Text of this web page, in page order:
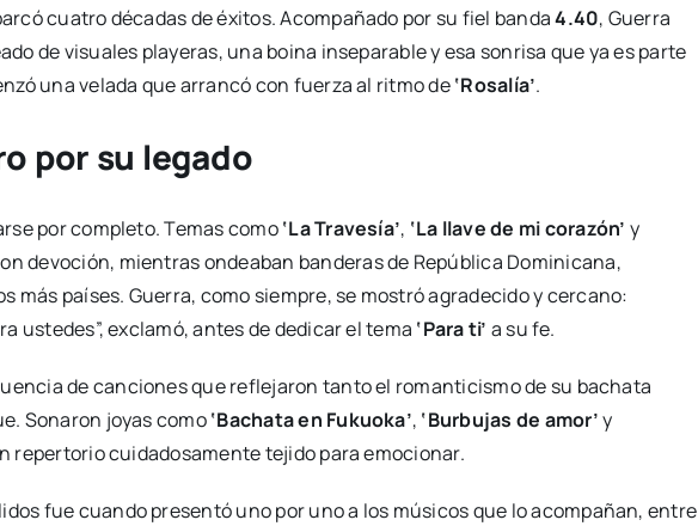
cuatro décadas de éxitos. Acompañado por su fiel banda4.40, Guerra
de visuales playeras, una boina inseparable y esa sonrisa que ya es parte
una velada que arrancó con fuerza al ritmo de‘Rosalía’.
por su legado
por completo. Temas como‘La Travesía’, ‘La llave de mi corazón’ y
devoción, mientras ondeaban banderas de República Dominicana,
más países. Guerra, como siempre, se mostró agradecido y cercano:
ustedes”, exclamó, antes de dedicar el tema ‘Para ti’ a su fe.
de canciones que reflejaron tanto el romanticismo de su bachata
Sonaron joyas como‘Bachata en Fukuoka’, ‘Burbujas de amor’y
repertorio cuidadosamente tejido para emocionar.
fue cuando presentó uno por uno a los músicos que lo acompañan, entre